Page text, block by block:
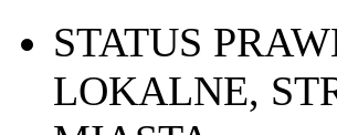
STATUS
LOKALNE,